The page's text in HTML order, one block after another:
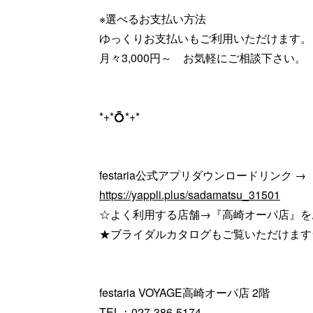
※選べるお支払い方法
ゆっくりお支払いもご利用いただけます。
月々3,000円～ お気軽にご相談下さい。
*+*💍*+*
festaria公式アプリダウンロードリンク →
https://yappli.plus/sadamatsu_31501
☆よく利用する店舗→『高崎オーパ店』
★ブライダルカタログもご覧いただけま
festaria VOYAGE高崎オーパ店 2階